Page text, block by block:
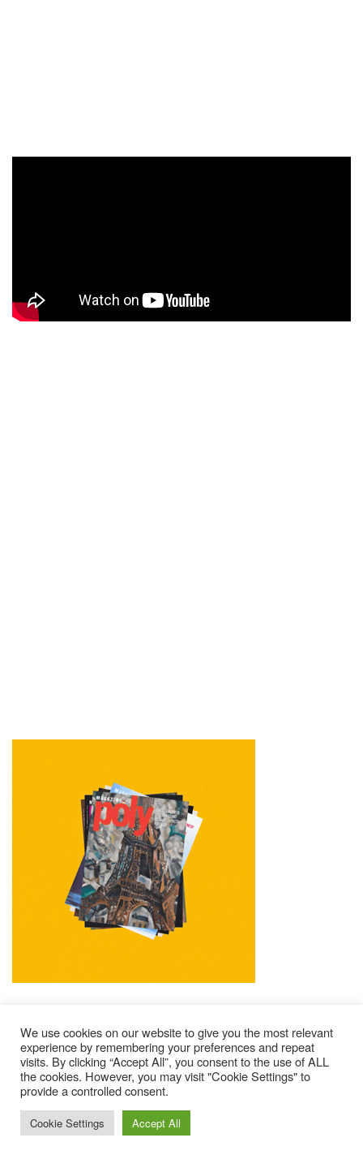
Mentions Légales Contacts
Où Trouver Poly ?
Lire Les Anciens N°
S’abonner À Poly
© 2025 – Magazine Poly – BKN
We use cookies on our website to give you the most relevant
experience by remembering your preferences and repeat
visits. By clicking “Accept All”, you consent to the use of ALL
the cookies. However, you may visit "Cookie Settings" to
provide a controlled consent.
Cookie Settings Accept All